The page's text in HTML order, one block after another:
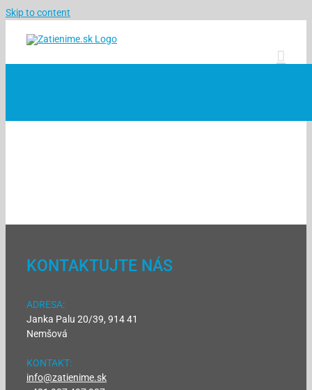
Skip to content
KONTAKTUJTE NÁS
ADRESA:
Janka Palu 20/39, 914 41
Nemšová
KONTAKT:
info@zatienime.sk